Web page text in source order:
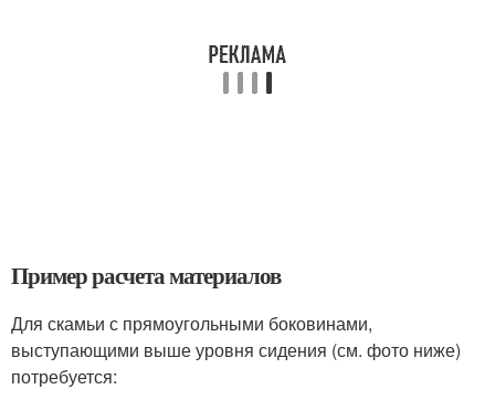
Пример расчета материалов
Для скамьи с прямоугольными боковинами,
выступающими выше уровня сидения (см. фото ниже)
потребуется: